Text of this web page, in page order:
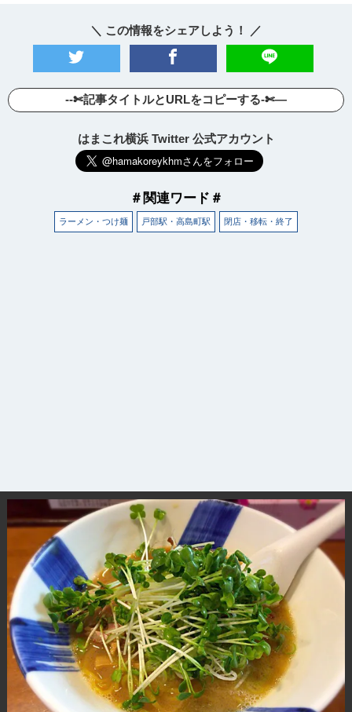
＼ この情報をシェアしよう！ ／
--✄記事タイトルとURLをコピーする-✄—
はまこれ横浜 Twitter 公式アカウント
＃関連ワード＃
ラーメン・つけ麺 戸部駅・高島町駅 閉店・移転・終了